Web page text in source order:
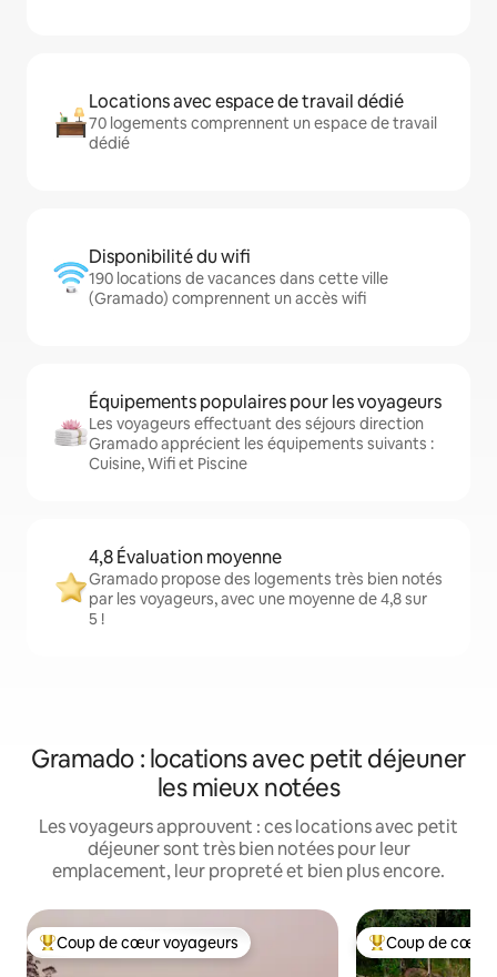
Locations avec espace de travail dédié
70 logements comprennent un espace de travail
dédié
Disponibilité du wifi
190 locations de vacances dans cette ville
(Gramado) comprennent un accès wifi
Équipements populaires pour les voyageurs
Les voyageurs effectuant des séjours direction
Gramado apprécient les équipements suivants :
Cuisine, Wifi et Piscine
4,8 Évaluation moyenne
Gramado propose des logements très bien notés
par les voyageurs, avec une moyenne de 4,8 sur
5 !
Gramado : locations avec petit déjeuner
les mieux notées
Les voyageurs approuvent : ces locations avec petit
déjeuner sont très bien notées pour leur
emplacement, leur propreté et bien plus encore.
Coups de cœur voyageurs les plus appréciés
Coup de cœur voyageurs Coups de cœur
Coup de cœur